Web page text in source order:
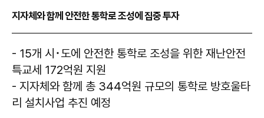
지자체와 함께 안전한 통학로 조성에 집중 투자
- 15개 시･도에 안전한 통학로 조성을 위한 재난안전
특교세 172억원 지원
- 지자체와 함께 총 344억원 규모의 통학로 방호울타
리 설치사업 추진 예정